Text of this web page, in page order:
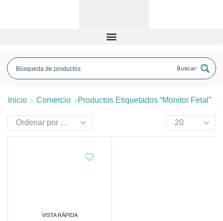
Buscar
Inicio Comercio Productos Etiquetados “monitor Fetal”
VISTA RÁPIDA